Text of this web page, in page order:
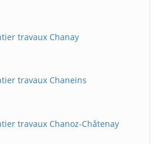
travaux Chanay
travaux Chaneins
travaux Chanoz-Châtenay